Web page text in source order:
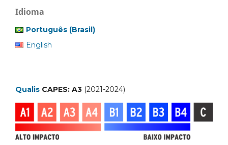
Idioma
Português (Brasil)
English
Qualis CAPES: A3 (2021-2024)